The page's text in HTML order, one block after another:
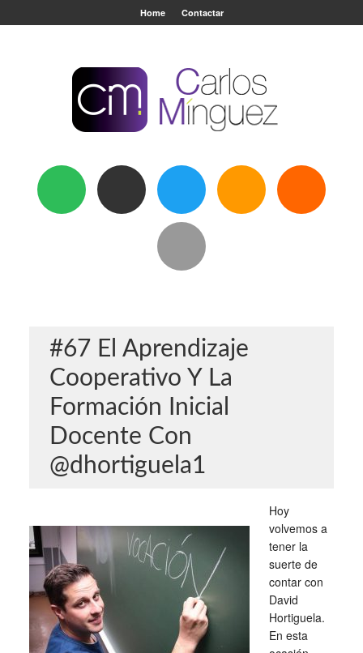
Home Contactar
#67 El Aprendizaje
Cooperativo Y La
Formación Inicial
Docente Con
@dhortiguela1
Hoy
volvemos a
tener la
suerte de
contar con
David
Hortiguela.
En esta